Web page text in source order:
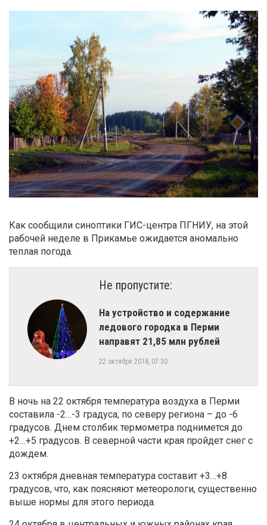
Как сообщили синоптики ГИС-центра ПГНИУ, на этой
рабочей неделе в Прикамье ожидается аномально
теплая погода.
Не пропустите:
​На устройство и содержание
ледового городка в Перми
направят 21,85 млн рублей
22 октября 2018, 07:30
В ночь на 22 октября температура воздуха в Перми
составила -2…-3 градуса, по северу региона – до -6
градусов. Днем столбик термометра поднимется до
+2…+5 градусов. В северной части края пройдет снег с
дождем.
23 октября дневная температура составит +3…+8
градусов, что, как поясняют метеорологи, существенно
выше нормы для этого периода.